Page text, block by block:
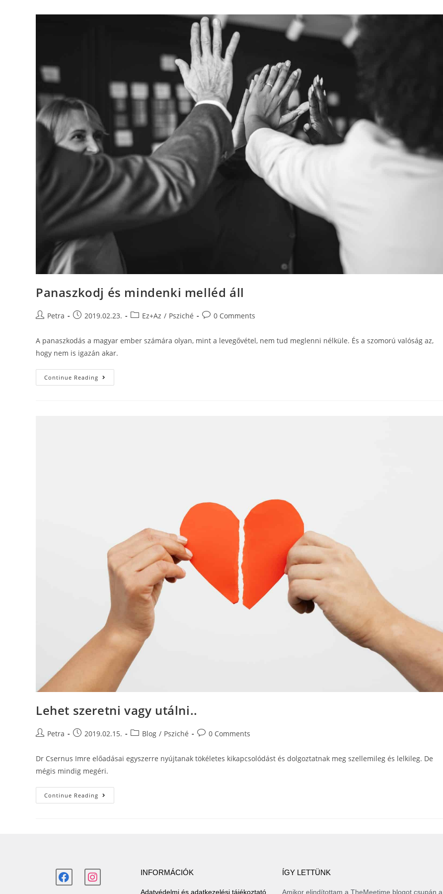
Panaszkodj és mindenki melléd áll
Petra 2019.02.23. Ez+Az / Psziché 0 Comments
A panaszkodás a magyar ember számára olyan, mint a levegővétel, nem tud meglenni nélküle. És a szomorú valóság az,
hogy nem is igazán akar.
Continue Reading
Lehet szeretni vagy utálni..
Petra 2019.02.15. Blog / Psziché 0 Comments
Dr Csernus Imre előadásai egyszerre nyújtanak tökéletes kikapcsolódást és dolgoztatnak meg szellemileg és lelkileg. De
mégis mindig megéri.
Continue Reading
INFORMÁCIÓK
Adatvédelmi és adatkezelési tájékoztató
ÍGY LETTÜNK
Amikor elindítottam a TheMeetime blogot csupán a